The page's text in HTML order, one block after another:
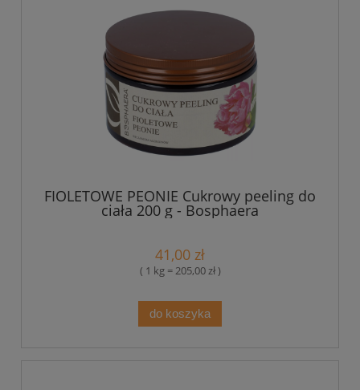
FIOLETOWE PEONIE Cukrowy peeling do
ciała 200 g - Bosphaera
41,00 zł
( 1 kg = 205,00 zł )
do koszyka